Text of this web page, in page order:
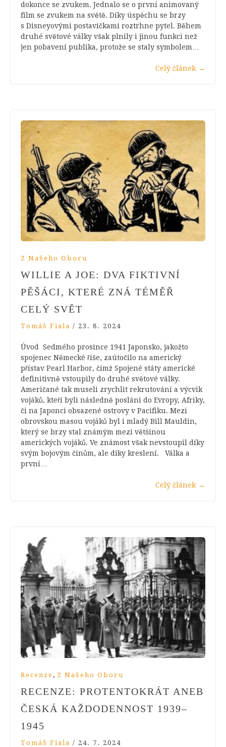
dokonce se zvukem. Jednalo se o první animovaný
film se zvukem na světě. Díky úspěchu se brzy
s Disneyovými postavičkami roztrhne pytel. Během
druhé světové války však plnily i jinou funkci než
jen pobavení publika, protože se staly symbolem…
Celý článek →
Z Našeho Oboru
WILLIE A JOE: DVA FIKTIVNÍ
PĚŠÁCI, KTERÉ ZNÁ TÉMĚŘ
CELÝ SVĚT
Tomáš Fiala / 23. 8. 2024
Úvod Sedmého prosince 1941 Japonsko, jakožto
spojenec Německé říše, zaútočilo na americký
přístav Pearl Harbor, čímž Spojené státy americké
definitivně vstoupily do druhé světové války.
Američané tak museli zrychlit rekrutování a výcvik
vojáků, kteří byli následně posláni do Evropy, Afriky,
či na Japonci obsazené ostrovy v Pacifiku. Mezi
obrovskou masou vojáků byl i mladý Bill Mauldin,
který se brzy stal známým mezi většinou
amerických vojáků. Ve známost však nevstoupil díky
svým bojovým činům, ale díky kreslení. Válka a
první…
Celý článek →
Recenze , Z Našeho Oboru
RECENZE: PROTENTOKRÁT ANEB
ČESKÁ KAŽDODENNOST 1939–
1945
Tomáš Fiala / 24. 7. 2024